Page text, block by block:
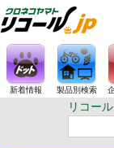
新着情報 製品別検索
リコー